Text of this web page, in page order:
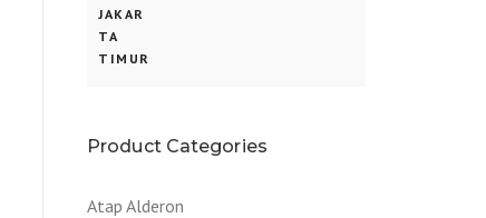
Product Categories
Atap Alderon